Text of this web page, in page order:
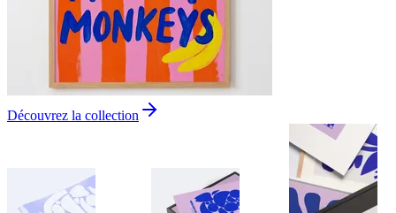
Découvrez la collection